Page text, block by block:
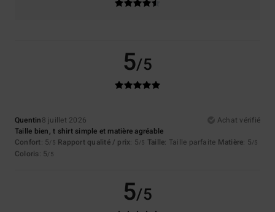
5/5
Quentin8 juillet 2026
Achat vérifié
Taille bien, t shirt simple et matière agréable
Confort: 5/5 Rapport qualité / prix: 5/5 Taille: Taille parfaite Matière: 5/5
Coloris: 5/5
5/5